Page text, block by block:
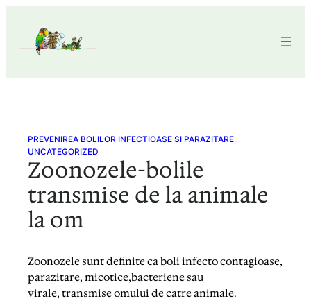
content
PREVENIREA BOLILOR INFECTIOASE SI PARAZITARE
UNCATEGORIZED
Zoonozele-bolile
transmise de la animale
la om
Zoonozele sunt definite ca boli infecto contagioase,
parazitare, micotice,bacteriene sau
virale, transmise omului de catre animale.